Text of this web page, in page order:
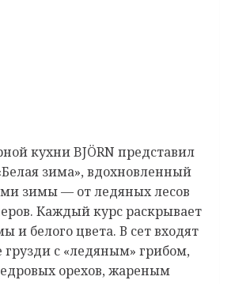
кухни BJÖRN представил
зима», вдохновленный
зимы — от ледяных лесов
Каждый курс раскрывает
и белого цвета. В сет входят
грузди с «ледяным» грибом,
орехов, жареным